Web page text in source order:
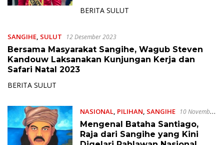
BERITA SULUT
SANGIHE SULUT 12 Desember 2023
Bersama Masyarakat Sangihe, Wagub Steven
Kandouw Laksanakan Kunjungan Kerja dan
Safari Natal 2023
BERITA SULUT
NASIONAL, PILIHAN SANGIHE
10 November
2023
Mengenal Bataha Santiago,
Raja dari Sangihe yang Kini